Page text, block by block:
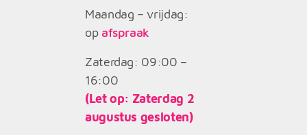
Maandag – vrijdag:
op afspraak
Zaterdag: 09:00 –
16:00
(Let op: Zaterdag 2
augustus gesloten)